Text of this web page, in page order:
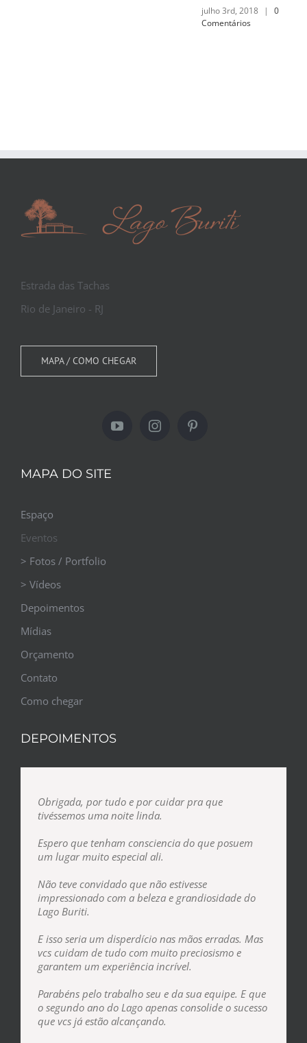
Estrada das Tachas
Rio de Janeiro - RJ
MAPA / COMO CHEGAR
MAPA DO SITE
Espaço
Eventos
> Fotos / Portfolio
> Vídeos
Depoimentos
Mídias
Orçamento
Contato
Como chegar
DEPOIMENTOS
Obrigada, por tudo e por cuidar pra que
tivéssemos uma noite linda.
Espero que tenham consciencia do que posuem
um lugar muito especial ali.
Não teve convidado que não estivesse
impressionado com a beleza e grandiosidade do
Lago Buriti.
E isso seria um disperdício nas mãos erradas. Mas
vcs cuidam de tudo com muito preciosismo e
garantem um experiência incrível.
Parabéns pelo trabalho seu e da sua equipe. E que
o segundo ano do Lago apenas consolide o sucesso
que vcs já estão alcançando.